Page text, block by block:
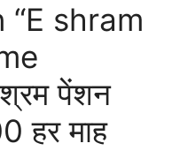
shram
पेंशन
हर माह